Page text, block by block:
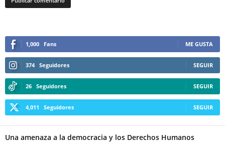
1,000 Fans ME GUSTA
374 Seguidores SEGUIR
26 Seguidores SEGUIR
4,011 Seguidores SEGUIR
Una amenaza a la democracia y los Derechos Humanos